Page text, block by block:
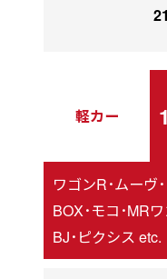
軽カー
ワゴンR･ムーヴ
BOX･モコ･MR
BJ･ピクシス etc.